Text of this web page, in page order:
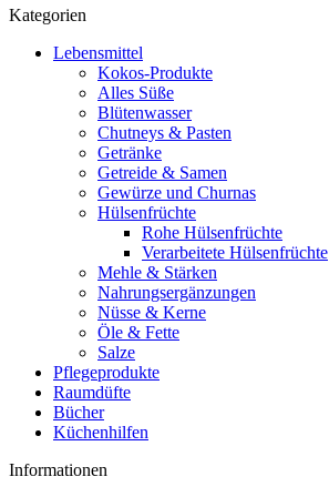
Kategorien
Lebensmittel
Kokos-Produkte
Alles Süße
Blütenwasser
Chutneys & Pasten
Getränke
Getreide & Samen
Gewürze und Churnas
Hülsenfrüchte
Rohe Hülsenfrüchte
Verarbeitete Hülsenfrüchte
Mehle & Stärken
Nahrungsergänzungen
Nüsse & Kerne
Öle & Fette
Salze
Pflegeprodukte
Raumdüfte
Bücher
Küchenhilfen
Informationen